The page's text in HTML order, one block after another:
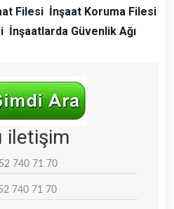
Filesi İnşaat Koruma Filesi
İnşaatlarda Güvenlik Ağı
iletişim
740 71 70
740 71 70